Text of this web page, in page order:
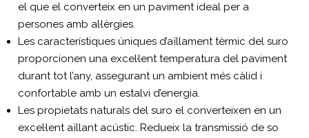
el que el converteix en un paviment ideal per a
persones amb al·lèrgies.
Les característiques úniques d’aïllament tèrmic del suro
proporcionen una excel·lent temperatura del paviment
durant tot l’any, assegurant un ambient més càlid i
confortable amb un estalvi d’energia.
Les propietats naturals del suro el converteixen en un
excel·lent aïllant acústic. Redueix la transmissió de so